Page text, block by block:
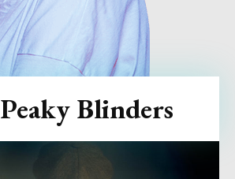
Peaky Blinders